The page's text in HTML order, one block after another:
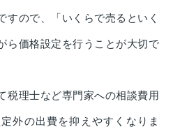
すので、「いくらで売るといく
ら価格設定を行うことが大切で
税理士など専門家への相談費用
外の出費を抑えやすくなりま